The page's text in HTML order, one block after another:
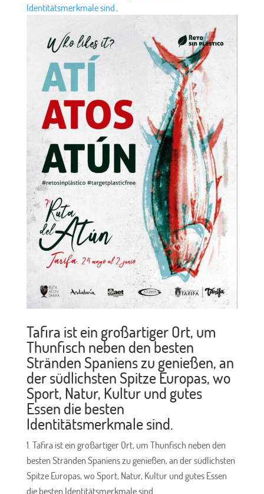
Identitätsmerkmale sind.
Tafira ist ein großartiger Ort, um
Thunfisch neben den besten
Stränden Spaniens zu genießen, an
der südlichsten Spitze Europas, wo
Sport, Natur, Kultur und gutes
Essen die besten
Identitätsmerkmale sind.
Tafira ist ein großartiger Ort, um Thunfisch neben den
besten Stränden Spaniens zu genießen, an der südlichsten
Spitze Europas, wo Sport, Natur, Kultur und gutes Essen
die besten Identitätsmerkmale sind.